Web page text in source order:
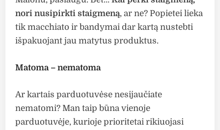
nori nusipirkti staigmeną, ar ne? Popietei lieka
tik macchiato ir bandymai dar kartą nustebti
išpakuojant jau matytus produktus.
Matoma – nematoma
Ar kartais parduotuvėse nesijaučiate
nematomi? Man taip būna vienoje
parduotuvėje, kurioje prioritetai rikiuojasi